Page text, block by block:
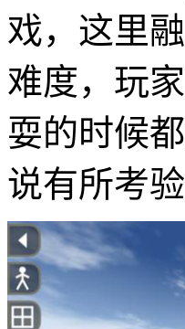
戏，这里
难度，玩
耍的时候
说有所考